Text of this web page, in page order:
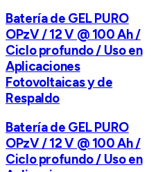
Batería de GEL PURO
OPzV / 12 V @ 100 Ah /
Ciclo profundo / Uso en
Aplicaciones
Fotovoltaicas y de
Respaldo
Batería de GEL PURO
OPzV / 12 V @ 100 Ah /
Ciclo profundo / Uso en